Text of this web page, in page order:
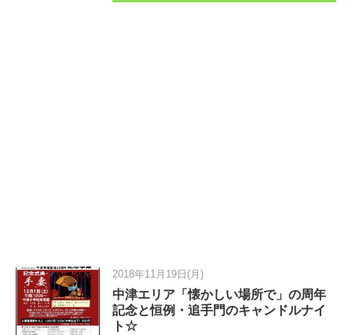
2018年11月19日(月)
中津エリア「懐かしい場所で」の周年
記念と恒例・追手門のキャンドルナイ
ト☆